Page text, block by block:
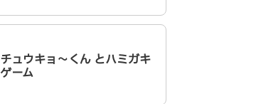
チュウキョ〜くん とハミガキ
ゲーム